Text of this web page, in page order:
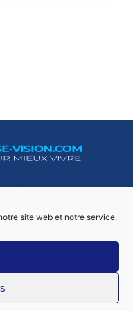
site web et notre service.